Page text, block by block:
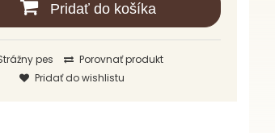
Pridať do košíka
pes
Porovnať produkt
Pridať do wishlistu